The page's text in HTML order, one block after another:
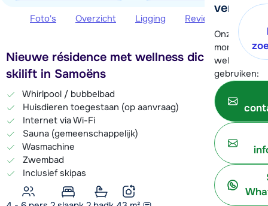
verder!
Onze
moment
wel alvast
gebruiken:
Foto's Overzicht Ligging Reviews
Nieuwe résidence met wellness dichtbij de
skilift in Samoëns
Whirlpool / bubbelbad
Huisdieren toegestaan (op aanvraag)
Internet via Wi-Fi
Sauna (gemeenschappelijk)
Wasmachine
Zwembad
Inclusief skipas